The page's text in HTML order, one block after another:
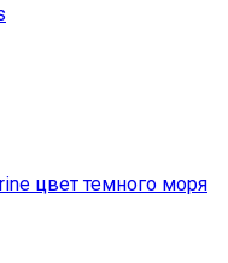
цвет темного моря